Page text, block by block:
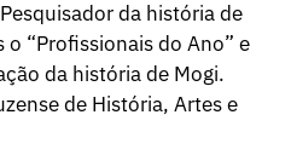
da história de
o “Profissionais do Ano” e
da história de Mogi.
de História, Artes e